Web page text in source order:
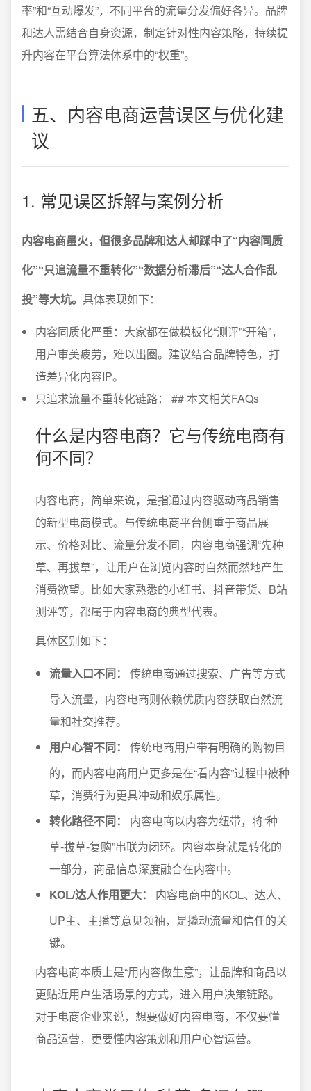
率”和“互动爆发”，不同平台的流量分发偏好各异。品牌
和达人需结合自身资源，制定针对性内容策略，持续提
升内容在平台算法体系中的“权重”。
五、内容电商运营误区与优化建
议
1. 常见误区拆解与案例分析
内容电商虽火，但很多品牌和达人却踩中了“内容同质
化”“只追流量不重转化”“数据分析滞后”“达人合作乱
投”等大坑。 具体表现如下：
内容同质化严重：大家都在做模板化“测评”“开箱”，
用户审美疲劳，难以出圈。建议结合品牌特色，打
造差异化内容IP。
只追求流量不重转化链路： ## 本文相关FAQs
什么是内容电商？它与传统电商有
何不同？
内容电商，简单来说，是指通过内容驱动商品销售
的新型电商模式。与传统电商平台侧重于商品展
示、价格对比、流量分发不同，内容电商强调“先种
草、再拔草”，让用户在浏览内容时自然而然地产生
消费欲望。比如大家熟悉的小红书、抖音带货、B站
测评等，都属于内容电商的典型代表。
具体区别如下：
流量入口不同：
传统电商通过搜索、广告等方式
导入流量，内容电商则依赖优质内容获取自然流
量和社交推荐。
用户心智不同：
传统电商用户带有明确的购物目
的，而内容电商用户更多是在“看内容”过程中被种
草，消费行为更具冲动和娱乐属性。
转化路径不同：
内容电商以内容为纽带，将“种
草-拔草-复购”串联为闭环。内容本身就是转化的
一部分，商品信息深度融合在内容中。
KOL/达人作用更大：
内容电商中的KOL、达人、
UP主、主播等意见领袖，是撬动流量和信任的关
键。
内容电商本质上是“用内容做生意”，让品牌和商品以
更贴近用户生活场景的方式，进入用户决策链路。
对于电商企业来说，想要做好内容电商，不仅要懂
商品运营，更要懂内容策划和用户心智运营。